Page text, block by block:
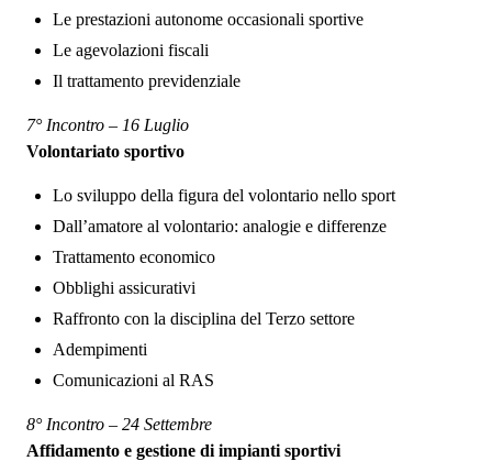
Le prestazioni autonome occasionali sportive
Le agevolazioni fiscali
Il trattamento previdenziale
7° Incontro – 16 Luglio
Volontariato sportivo
Lo sviluppo della figura del volontario nello sport
Dall’amatore al volontario: analogie e differenze
Trattamento economico
Obblighi assicurativi
Raffronto con la disciplina del Terzo settore
Adempimenti
Comunicazioni al RAS
8° Incontro – 24 Settembre
Affidamento e gestione di impianti sportivi